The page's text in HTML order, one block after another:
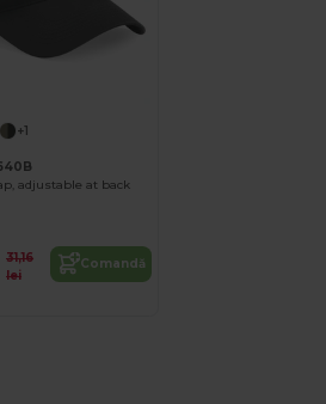
+1
adjustable at back
31,16
lei
Comandă